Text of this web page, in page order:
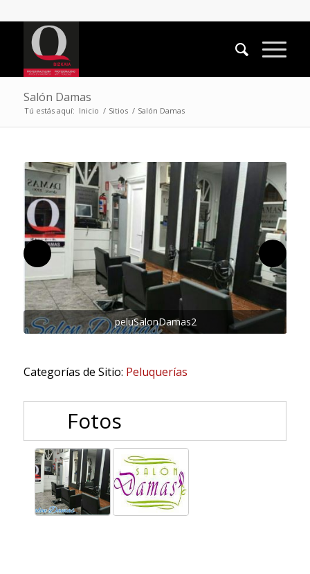
Salón Damas
Tú estás aquí: Inicio / Sitios / Salón Damas
peluSalonDamas2
Categorías de Sitio: Peluquerías
Fotos